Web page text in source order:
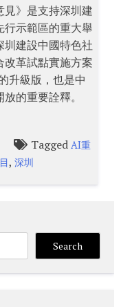
見》是支持深圳建
示範區的重大舉
建設中國特色社
革試點實施方案
升級版，也是中
的重要詮釋。
TaggedAI重
,深圳
Search